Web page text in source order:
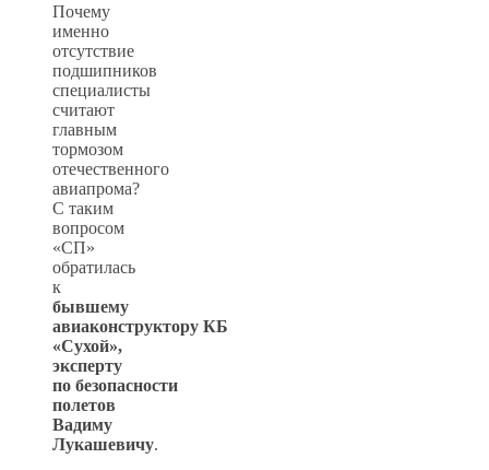
Почему
именно
отсутствие
подшипников
специалисты
считают
главным
тормозом
отечественного
авиапрома?
С таким
вопросом
«СП»
обратилась
к
бывшему
авиаконструктору КБ
«Сухой»,
эксперту
по безопасности
полетов
Вадиму
Лукашевичу.